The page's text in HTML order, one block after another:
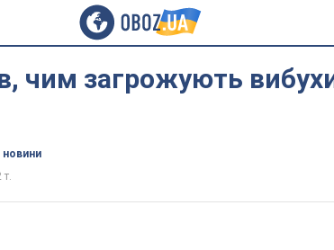
чим загрожують
новини
т.